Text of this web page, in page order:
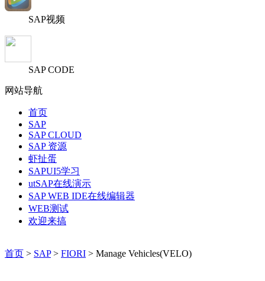
SAP视频
SAP CODE
网站导航
首页
SAP
SAP CLOUD
SAP 资源
虾扯蛋
SAPUI5学习
utSAP在线演示
SAP WEB IDE在线编辑器
WEB测试
欢迎来搞
首页 > SAP> FIORI > Manage Vehicles(VELO)